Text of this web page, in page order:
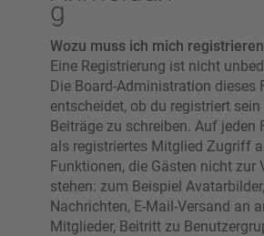
g
Wozu muss ich mich
Eine Registrierung ist nicht
Die Board-Administration dieses
entscheidet, ob du registriert
Beiträge zu schreiben. Auf jeden
als registriertes Mitglied Zugriff
Funktionen, die Gästen nicht zur
stehen: zum Beispiel
Nachrichten, E-Mail-Versand an
Mitglieder, Beitritt zu